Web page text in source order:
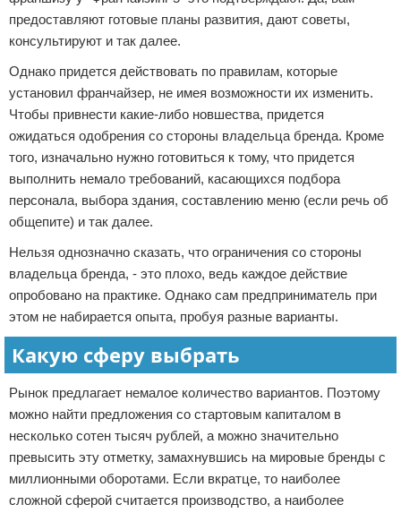
предоставляют готовые планы развития, дают советы,
консультируют и так далее.
Однако придется действовать по правилам, которые
установил франчайзер, не имея возможности их изменить.
Чтобы привнести какие-либо новшества, придется
ожидаться одобрения со стороны владельца бренда. Кроме
того, изначально нужно готовиться к тому, что придется
выполнить немало требований, касающихся подбора
персонала, выбора здания, составлению меню (если речь об
общепите) и так далее.
Нельзя однозначно сказать, что ограничения со стороны
владельца бренда, - это плохо, ведь каждое действие
опробовано на практике. Однако сам предприниматель при
этом не набирается опыта, пробуя разные варианты.
Какую сферу выбрать
Рынок предлагает немалое количество вариантов. Поэтому
можно найти предложения со стартовым капиталом в
несколько сотен тысяч рублей, а можно значительно
превысить эту отметку, замахнувшись на мировые бренды с
миллионными оборотами. Если вкратце, то наиболее
сложной сферой считается производство, а наиболее